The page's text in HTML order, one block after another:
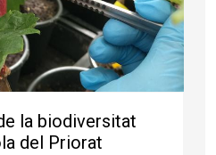
la biodiversitat
del Priorat